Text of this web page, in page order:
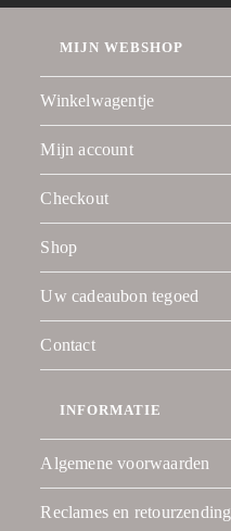
MIJN WEBSHOP
Winkelwagentje
Mijn account
Checkout
Shop
Uw cadeaubon tegoed
Contact
INFORMATIE
Algemene voorwaarden
Reclames en retourzending